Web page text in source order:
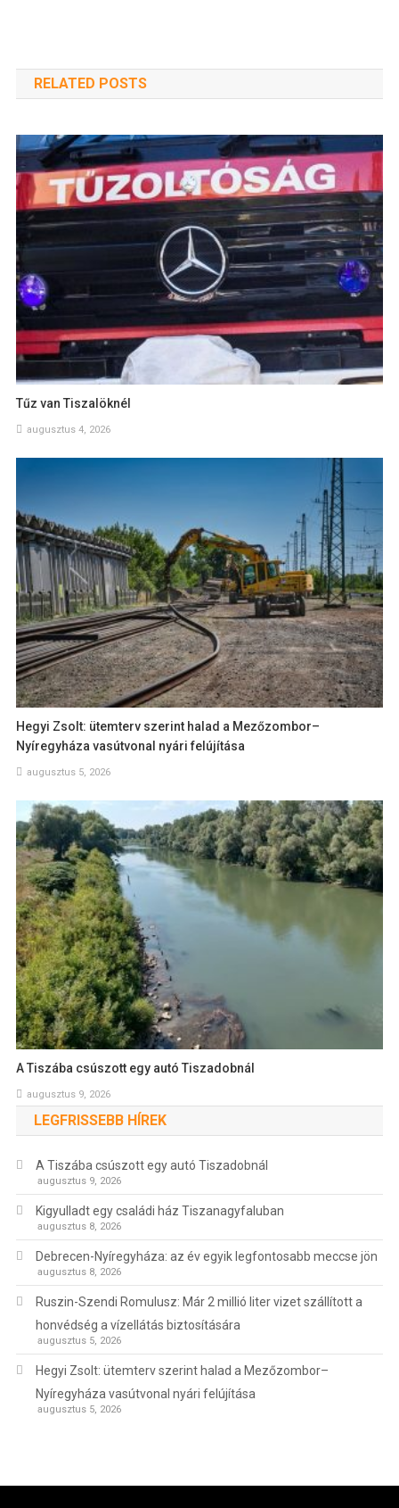
RELATED POSTS
Tűz van Tiszalöknél
augusztus 4, 2026
Hegyi Zsolt: ütemterv szerint halad a Mezőzombor–
Nyíregyháza vasútvonal nyári felújítása
augusztus 5, 2026
A Tiszába csúszott egy autó Tiszadobnál
augusztus 9, 2026
LEGFRISSEBB HÍREK
A Tiszába csúszott egy autó Tiszadobnál
augusztus 9, 2026
Kigyulladt egy családi ház Tiszanagyfaluban
augusztus 8, 2026
Debrecen-Nyíregyháza: az év egyik legfontosabb meccse jön
augusztus 8, 2026
Ruszin-Szendi Romulusz: Már 2 millió liter vizet szállított a
honvédség a vízellátás biztosítására
augusztus 5, 2026
Hegyi Zsolt: ütemterv szerint halad a Mezőzombor–
Nyíregyháza vasútvonal nyári felújítása
augusztus 5, 2026